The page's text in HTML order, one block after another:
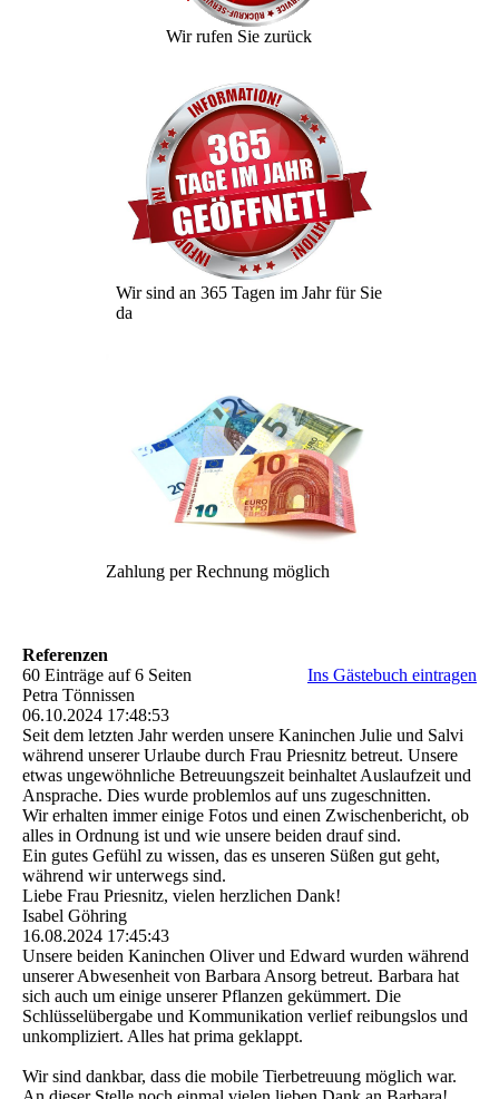
Wir rufen Sie zurück
Wir sind an 365 Tagen im Jahr für Sie
da
Zahlung per Rechnung möglich
Referenzen
60 Einträge auf 6 Seiten
Ins Gästebuch eintragen
Petra Tönnissen
06.10.2024 17:48:53
Seit dem letzten Jahr werden unsere Kaninchen Julie und Salvi
während unserer Urlaube durch Frau Priesnitz betreut. Unsere
etwas ungewöhnliche Betreuungszeit beinhaltet Auslaufzeit und
Ansprache. Dies wurde problemlos auf uns zugeschnitten.
Wir erhalten immer einige Fotos und einen Zwischenbericht, ob
alles in Ordnung ist und wie unsere beiden drauf sind.
Ein gutes Gefühl zu wissen, das es unseren Süßen gut geht,
während wir unterwegs sind.
Liebe Frau Priesnitz, vielen herzlichen Dank!
Isabel Göhring
16.08.2024 17:45:43
Unsere beiden Kaninchen Oliver und Edward wurden während
unserer Abwesenheit von Barbara Ansorg betreut. Barbara hat
sich auch um einige unserer Pflanzen gekümmert. Die
Schlüsselübergabe und Kommunikation verlief reibungslos und
unkompliziert. Alles hat prima geklappt.
Wir sind dankbar, dass die mobile Tierbetreuung möglich war.